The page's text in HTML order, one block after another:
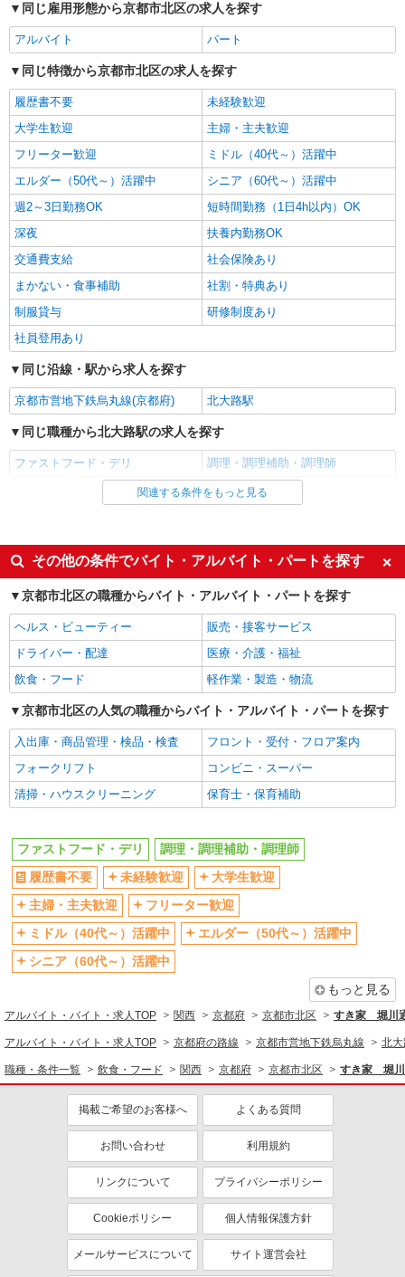
サン食品工業株式会社
未来のアスリートを「食」で育てる調理師／京
産大体育寮・月給28万・車通勤OK
月給280,000円〜300,000円 ※経験・能力を考
慮の上、決定します ※前職の給料も考慮します ※
試用期間最大3ヶ月（同条件）
【京都産業大学 津ノ国寮】 京都府京都市北区
上賀茂津ノ国町7-2 ・京都市営地下鉄烏丸線「北
大路駅」からバスで約15分 ・「京都産業大学前」
OK（駐車場あり） ※転居を伴う転勤はありませ
ん U・Iターン歓迎！引越し費用は全額会社が負担
します！ 「京都で新しい生活を始めたい」そんな
あなたを全力でサポートします。
キープ 詳細を見る
パート
株式会社魚国総本社
こども園内厨房での調理補助さん
時給1,150円〜 ＊試用期間あり：2ヶ月（同条
（たかがみねこども園） 京都府京都市北区鷹
峯土天井町53
キープ
アルバイト パート
サン食品工業株式会社
大学フードコート内食堂での調理補助／美味し
い食事付き
時給1,130円
可（駐車場完備）
キープ 詳細を見る
サン食品工業株式会社
学生寮での食堂スタッフ（夕食）
● 時給1,250円 夕食（20：00以降） ● 時
給1,150円 上記以外の時間帯 （8:00 〜
20：00）
京都産業大学 津ノ国 （京都府京都市北区上賀
茂六段田町46－2） ※面接は寮にて行います。
キープ 詳細を見る
契約社員
老人ホーム内厨房での調理員さん
時給1300円〜
（アルファリビング京都北山）京都府京都市北
区小山西玄似町35
キープ 詳細を見る
株式会社魚国総本社
時給1122円〜
京都府京都市北区小山西玄似町35
キープ 詳細を見る
株式会社魚国総本社
老人ホーム内厨房での調理師さん
日給月給250000円〜
（アルファリビング京都北山）京都府京都市北
区小山西玄似町35
同じ雇用形態から京都市北区の求人を探す
アルバイト パート
同じ特徴から京都市北区の求人を探す
履歴書不要
未経験歓迎
大学生歓迎
主婦・主夫歓迎
フリーター歓迎
ミドル（40代～）活躍中
エルダー（50代～）活躍中
シニア（60代～）活躍中
週2～3日勤務OK
短時間勤務（1日4h以内）OK
深夜
扶養内勤務OK
交通費支給
社会保険あり
まかない・食事補助
社割・特典あり
制服貸与
研修制度あり
社員登用あり
同じ沿線・駅から求人を探す
京都市営地下鉄烏丸線(京都府) 北大路駅
同じ職種から北大路駅の求人を探す
ファストフード・デリ 調理・調理補助・調理師
同じ雇用形態から北大路駅の求人を探す
同じ特徴から北大路駅の求人を探す
履歴書不要
未経験歓迎
大学生歓迎
主婦・主夫歓迎
フリーター歓迎
ミドル（40代～）活躍中
エルダー（50代～）活躍中
シニア（60代～）活躍中
週2～3日勤務OK
短時間勤務（1日4h以内）OK
深夜
扶養内勤務OK
交通費支給
社会保険あり
まかない・食事補助
社割・特典あり
制服貸与
研修制度あり
同じ職種から求人を探す
飲食・フード
ファストフード・デリ
調理・調理補助・調理師
同じ特徴から求人を探す
未経験歓迎
社会保険あり
まかない・食事補助
社員登用あり
関連する条件をもっと見る
その他の条件でバイト・アルバイト・パートを探す
京都市北区の職種からバイト・アルバイト・パートを探す
ヘルス・ビューティー
販売・接客サービス
ドライバー・配達
医療・介護・福祉
飲食・フード
軽作業・製造・物流
京都市北区の人気の職種からバイト・アルバイト・パートを探す
入出庫・商品管理・検品・検査
フロント・受付・フロア案内
フォークリフト
コンビニ・スーパー
清掃・ハウスクリーニング
保育士・保育補助
ファストフード・デリ
調理・調理補助・調理師
履歴書不要
未経験歓迎
大学生歓迎
主婦・主夫歓迎
フリーター歓迎
ミドル（40代～）活躍中
エルダー（50代～）活躍中
シニア（60代～）活躍中
もっと見る
アルバイト・バイト・求人TOP 関西 京都府 京都市北区 すき家 堀川
アルバイト・バイト・求人TOP 京都府の路線 京都市営地下鉄烏丸線 北
職種・条件一覧 飲食・フード 関西 京都府 京都市北区 すき家 堀川
掲載ご希望のお客様へ よくある質問
お問い合わせ 利用規約
リンクについて プライバシーポリシー
Cookieポリシー 個人情報保護方針
メールサービスについて サイト運営会社